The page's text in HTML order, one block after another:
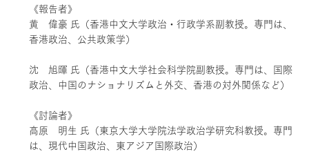
《報告者》
黄 偉豪 氏（香港中文大学政治・行政学系副教授。専門は、
香港政治、公共政策学）
沈 旭暉 氏（香港中文大学社会科学院副教授。専門は、国際
政治、中国のナショナリズムと外交、香港の対外関係など）
《討論者》
高原 明生 氏（東京大学大学院法学政治学研究科教授。専門
は、現代中国政治、東アジア国際政治）